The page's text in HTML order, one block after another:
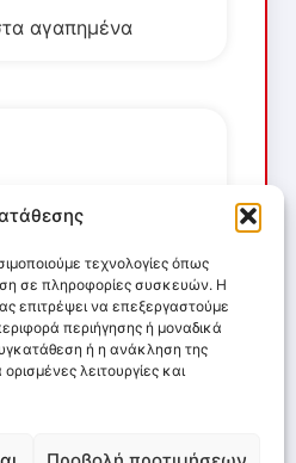
τεχνολογίες όπως
σε πληροφορίες συσκευών. Η
επιτρέψει να επεξεργαστούμε
περιήγησης ή μοναδικά
ή η ανάκληση της
λειτουργίες και
αγαπημένα